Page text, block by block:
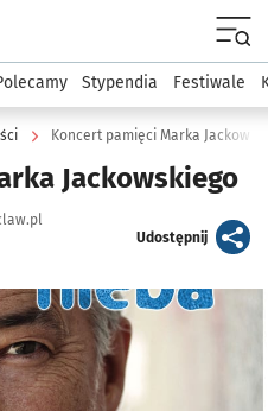
podserwis: Kultura
Stypendia Festiwale
Koncert pamięci Marka
Jackowskiego
Udostępnijartykuł